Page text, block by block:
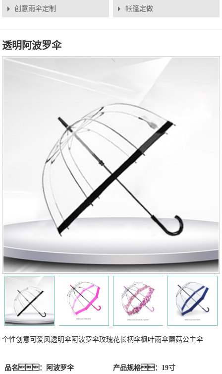
创意雨伞定制 帐篷定做
透明阿波罗伞
个性创意可爱风透明伞阿波罗伞玫瑰花长柄伞枫叶雨伞蘑菇公主伞
品名：阿波罗伞 产品规格：19寸